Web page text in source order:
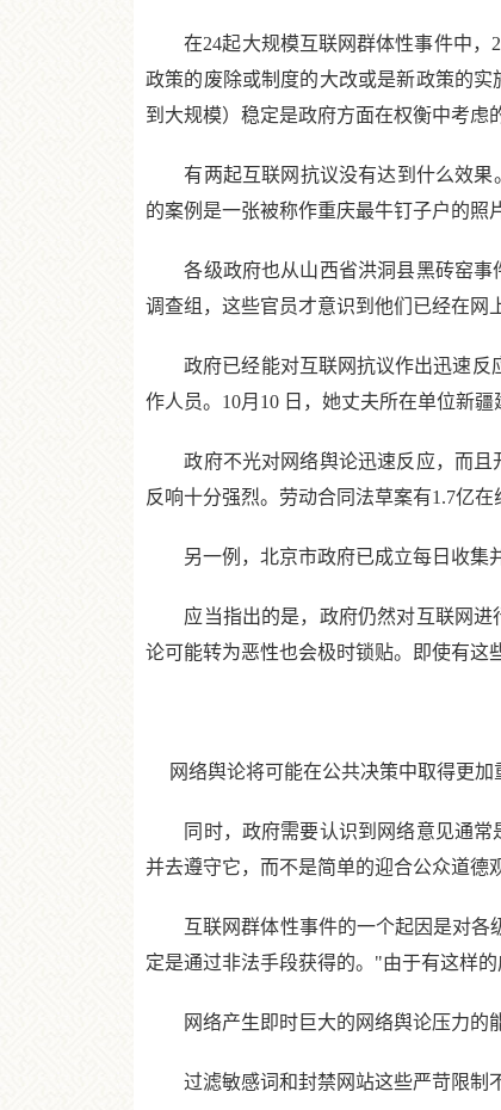
在24起大规模互联网群体性事件中，
政策的废除或制度的大改或是新政策的
到大规模）稳定是政府方面在权衡中考虑
有两起互联网抗议没有达到什么效果
的案例是一张被称作重庆最牛钉子户的照
各级政府也从山西省洪洞县黑砖窑事
调查组，这些官员才意识到他们已经在网
政府已经能对互联网抗议作出迅速反应
作人员。10月10 日，她丈夫所在单位新
政府不光对网络舆论迅速反应，而且
反响十分强烈。劳动合同法草案有1.7亿
另一例，北京市政府已成立每日收集并
应当指出的是，政府仍然对互联网进
论可能转为恶性也会极时锁贴。即使有这
网络舆论将可能在公共决策中取得更加
同时，政府需要认识到网络意见通常
并去遵守它，而不是简单的迎合公众道德
互联网群体性事件的一个起因是对各级
定是通过非法手段获得的。"由于有这样
网络产生即时巨大的网络舆论压力的能
过滤敏感词和封禁网站这些严苛限制不